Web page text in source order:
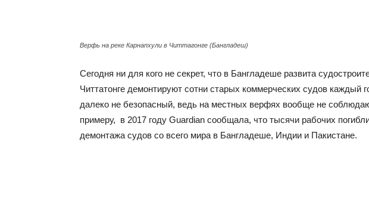
Верфь на реке Карнапхули в Читтагонге (Бангладеш)
Сегодня ни для кого не секрет, что в Бангладеше развита
Читтатонге демонтируют сотни старых коммерческих судов каждый
далеко не безопасный, ведь на местных верфях вообще не
примеру, в 2017 году Guardian сообщала, что тысячи рабочих
демонтажа судов со всего мира в Бангладеше, Индии и Пакистане.